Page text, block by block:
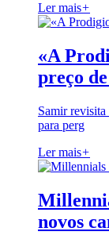
Ler mais+
«A
preço
Samir revisita
para perg
Ler mais+
novos